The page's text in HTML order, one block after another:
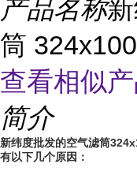
产品名称
筒
查看相似
简介
新纬度批发的空气滤筒
有以下几个原因：